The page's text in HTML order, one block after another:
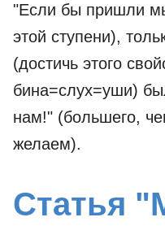
"Если бы пришли
этой ступени),
(достичь этого
бина=слух=уши)
нам!" (большего,
желаем).
Статья